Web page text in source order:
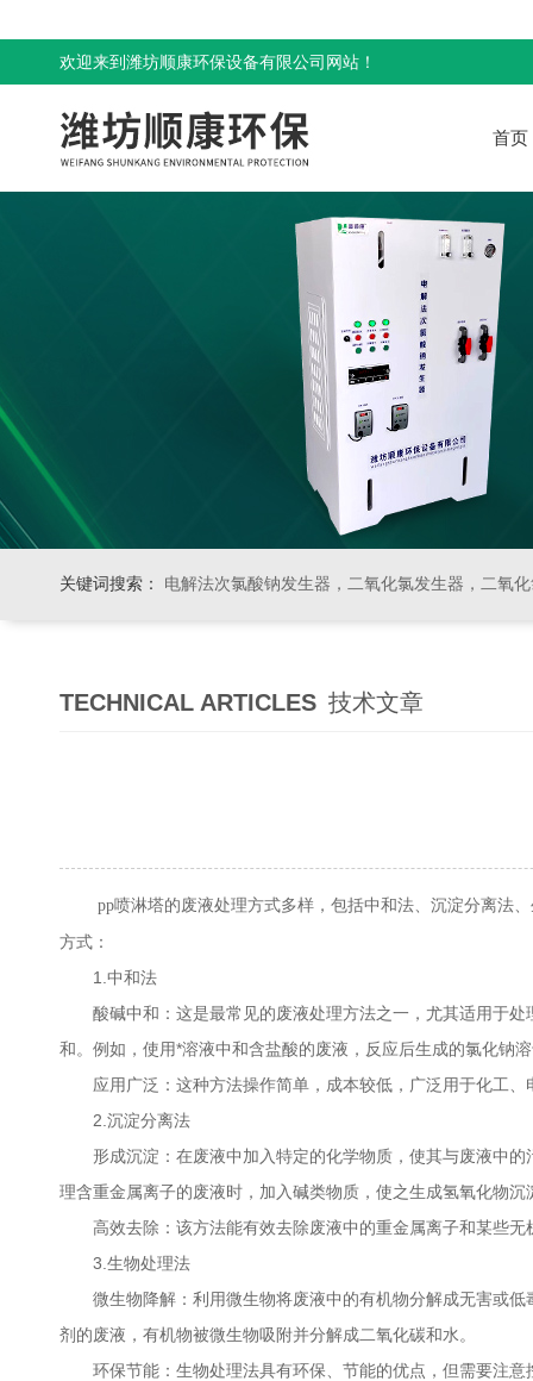
欢迎来到潍坊顺康环保设备有限公司网站！
首页
关键词搜索： 电解法次氯酸钠发生器，二氧化氯发生器，二氧化氯投加器，缓释消毒器
TECHNICAL ARTICLES 技术文章
pp喷淋塔的废液处理方式多样，包括中和法、沉淀分离法
方式：
1.中和法
酸碱中和：这是最常见的废液处理方法之一，尤其适用于处
和。例如，使用*溶液中和含盐酸的废液，反应后生成的氯化钠
应用广泛：这种方法操作简单，成本较低，广泛用于化工、
2.沉淀分离法
形成沉淀：在废液中加入特定的化学物质，使其与废液中的
理含重金属离子的废液时，加入碱类物质，使之生成氢氧化物沉
高效去除：该方法能有效去除废液中的重金属离子和某些无
3.生物处理法
微生物降解：利用微生物将废液中的有机物分解成无害或低
剂的废液，有机物被微生物吸附并分解成二氧化碳和水。
环保节能：生物处理法具有环保、节能的优点，但需要注意